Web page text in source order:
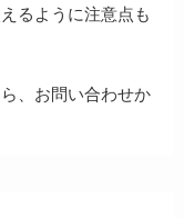
るように注意点も
、お問い合わせか